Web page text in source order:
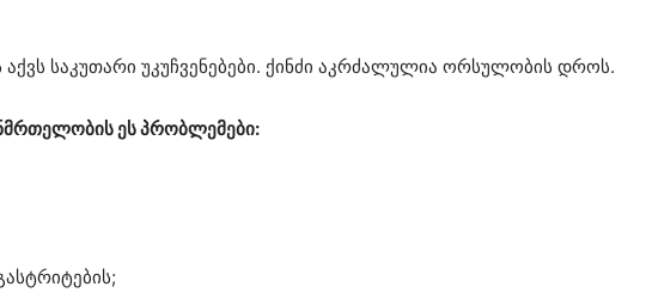
საკუთარი უკუჩვენებები. ქინძი აკრძალულია ორსულობის დროს.
ეს პრობლემები: